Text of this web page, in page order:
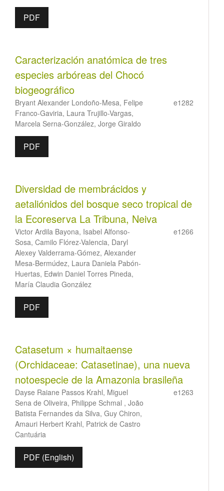
PDF
Caracterización anatómica de tres
especies arbóreas del Chocó
biogeográfico
Bryant Alexander Londoño-Mesa, Felipe
Franco-Gaviria, Laura Trujillo-Vargas,
Marcela Serna-González, Jorge Giraldo
e1282
PDF
Diversidad de membrácidos y
aetaliónidos del bosque seco tropical de
la Ecoreserva La Tribuna, Neiva
Victor Ardila Bayona, Isabel Alfonso-
Sosa, Camilo Flórez-Valencia, Daryl
Alexey Valderrama-Gómez, Alexander
Mesa-Bermúdez, Laura Daniela Pabón-
Huertas, Edwin Daniel Torres Pineda,
María Claudia González
e1266
PDF
Catasetum × humaitaense
(Orchidaceae: Catasetinae), una nueva
notoespecie de la Amazonia brasileña
Dayse Raiane Passos Krahl, Miguel
Sena de Oliveira, Philippe Schmal , João
Batista Fernandes da Silva, Guy Chiron,
Amauri Herbert Krahl, Patrick de Castro
Cantuária
e1263
PDF (English)